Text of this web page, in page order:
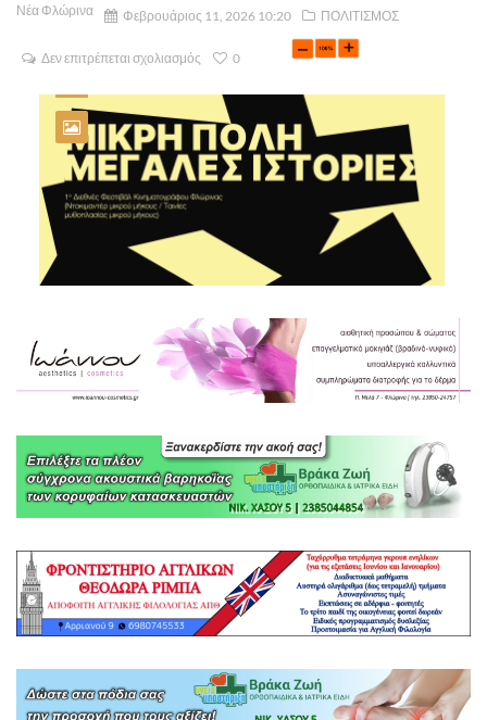
Νέα Φλώρινα Φεβρουάριος 11, 2026 10:20 ΠΟΛΙΤΙΣΜΟΣ
Δεν επιτρέπεται σχολιασμός 0